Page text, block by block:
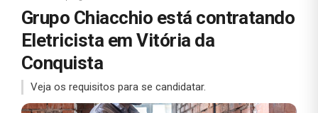
Grupo Chiacchio está contratando
Eletricista em Vitória da
Conquista
Veja os requisitos para se candidatar.